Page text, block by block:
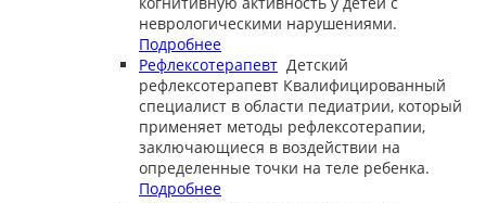
неврологическими нарушениями.
Подробнее
Рефлексотерапевт Детский
рефлексотерапевт Квалифицированный
специалист в области педиатрии, который
применяет методы рефлексотерапии,
заключающиеся в воздействии на
определенные точки на теле ребенка.
Подробнее